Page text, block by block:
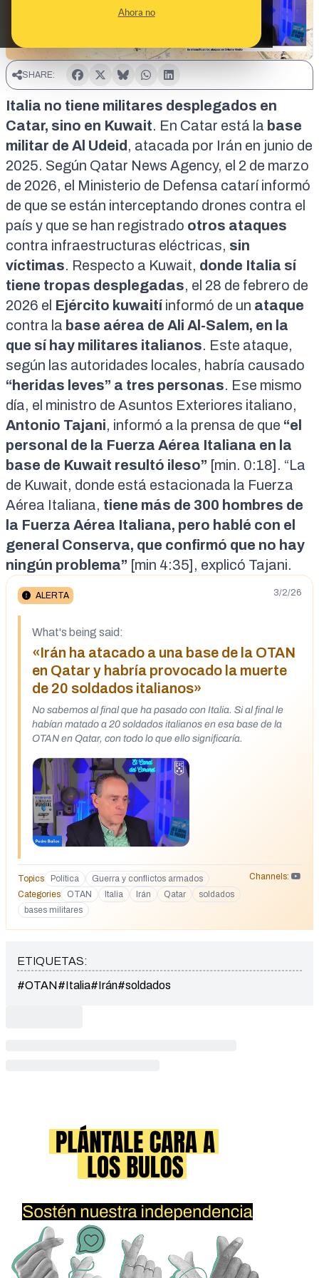
Ahora no
SHARE:
Italia no tiene militares desplegados en
Catar, sino en Kuwait. En Catar está la base
militar de Al Udeid , atacada por Irán en junio de
2025. Según Qatar News Agency, el 2 de marzo
de 2026, el Ministerio de Defensa catarí informó
de que se están interceptando drones contra el
país y que se han registrado otros ataques
contra infraestructuras eléctricas, sin
víctimas. Respecto a Kuwait, donde Italia sí
tiene tropas desplegadas, el 28 de febrero de
2026 el Ejército kuwaitíinformó de un ataque
contra la base aérea de Ali Al-Salem, en la
que sí hay militares italianos. Este ataque,
según las autoridades locales, habría causado
“heridas leves” a tres personas. Ese mismo
día, el ministro de Asuntos Exteriores italiano,
Antonio Tajani, informó a la prensa de que “el
personal de la Fuerza Aérea Italiana en la
base de Kuwait resultó ileso” [min. 0:18]. “La
de Kuwait, donde está estacionada la Fuerza
Aérea Italiana, tiene más de 300 hombres de
la Fuerza Aérea Italiana, pero hablé con el
general Conserva, que confirmó que no hay
ningún problema” [min 4:35], explicó Tajani.
ALERTA 3/2/26
What's being said:
«Irán ha atacado a una base de la OTAN
en Qatar y habría provocado la muerte
de 20 soldados italianos»
No sabemos al final que ha pasado con Italia. Si al final le
habían matado a 20 soldados italianos en esa base de la
OTAN en Qatar, con todo lo que ello significaría.
Topics Política Guerra y conflictos armados
Channels:
Categories
OTAN Italia Irán Qatar
soldados
bases militares
ETIQUETAS:
#OTAN#Italia#Irán#soldados